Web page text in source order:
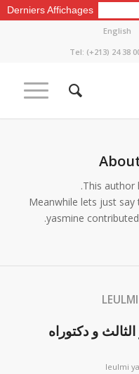
Derniers Affichages
English
Tel: (+213) 24 38
This author
Meanwhile lets just
yasmine
و دكتوراه
leulmi